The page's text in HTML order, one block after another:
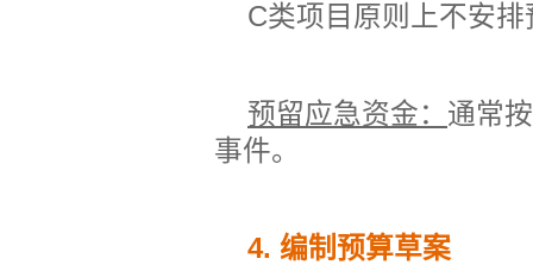
C类项目原则上不安
预留应急资金： 通常
事件。
4. 编制预算草案